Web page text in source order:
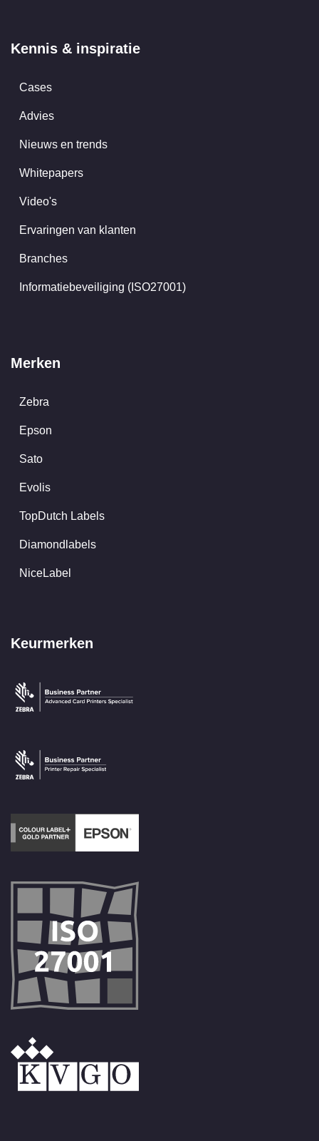
Kennis & inspiratie
Cases
Advies
Nieuws en trends
Whitepapers
Video's
Ervaringen van klanten
Branches
Informatiebeveiliging (ISO27001)
Merken
Zebra
Epson
Sato
Evolis
TopDutch Labels
Diamondlabels
NiceLabel
Keurmerken